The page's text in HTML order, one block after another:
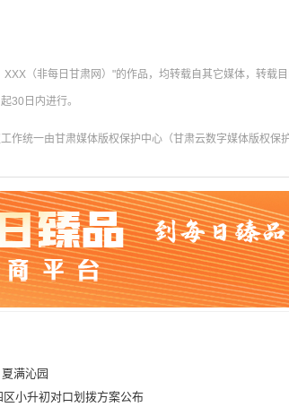
XXX（非每日甘肃网）"的作品，均转载自其它媒体，转
30日内进行。
作统一由甘肃媒体版权保护中心（甘肃云数字媒体版权保
满沁园
区小升初对口划拨方案公布